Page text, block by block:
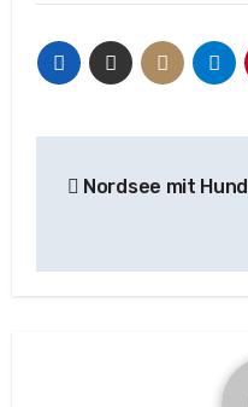
Nordsee mit Hund